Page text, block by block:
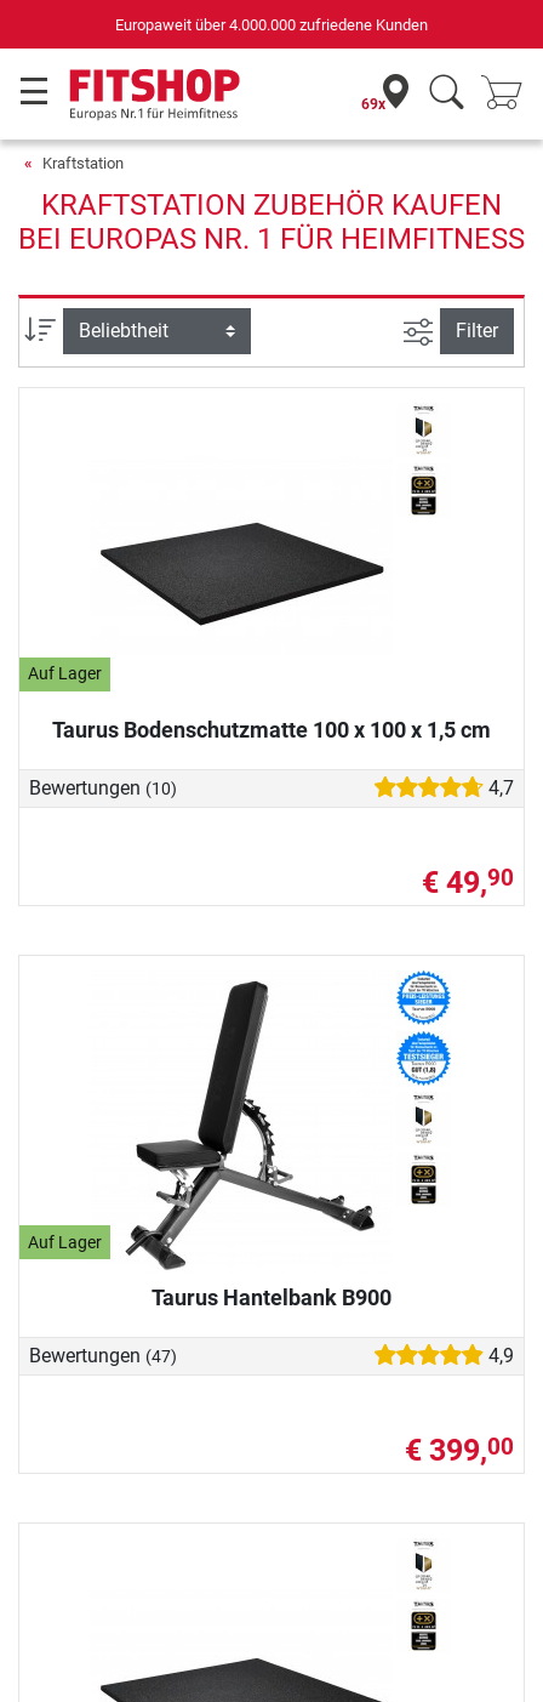
Europaweit über 4.000.000 zufriedene Kunden
69x
Kraftstation
KRAFTSTATION ZUBEHÖR KAUFEN
BEI EUROPAS NR. 1 FÜR HEIMFITNESS
Sortierung Ansicht
Filter
Auf Lager
Taurus Bodenschutzmatte 100 x 100 x 1,5 cm
Bewertungen (10) 4,7
€ 49,90
Auf Lager
Taurus Hantelbank B900
Bewertungen (47) 4,9
€ 399,00